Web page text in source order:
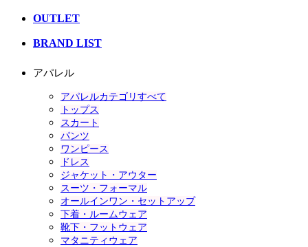
OUTLET
BRAND LIST
アパレル
アパレルカテゴリすべて
トップス
スカート
パンツ
ワンピース
ドレス
ジャケット・アウター
スーツ・フォーマル
オールインワン・セットアップ
下着・ルームウェア
靴下・フットウェア
マタニティウェア